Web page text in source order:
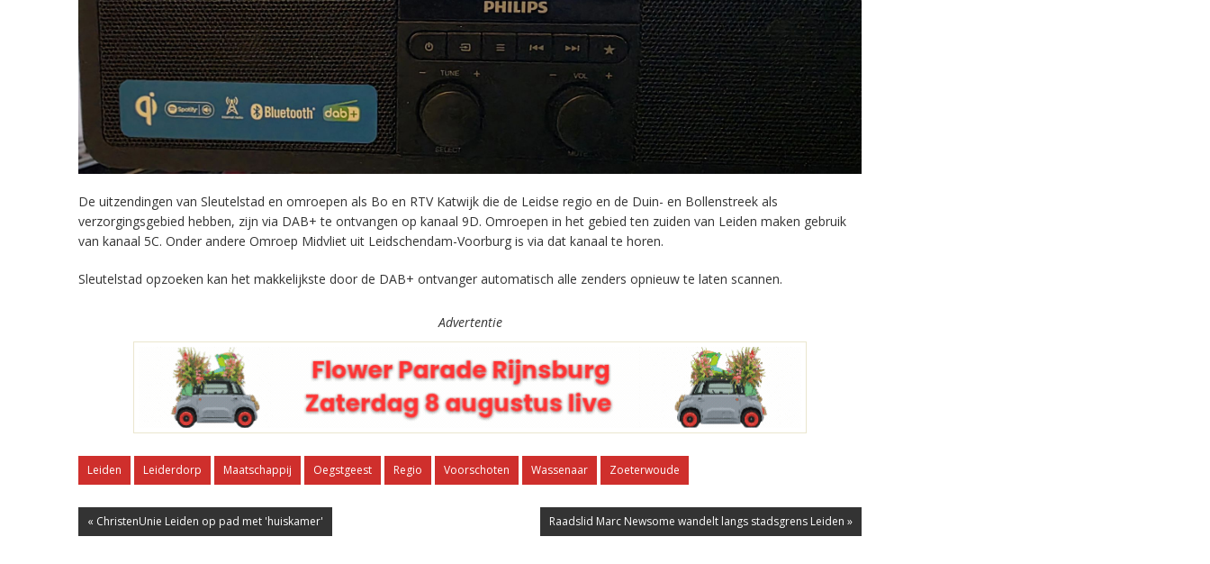
De uitzendingen van Sleutelstad en omroepen als Bo en RTV Katwijk die de Leidse regio en de Duin- en Bollenstreek als
verzorgingsgebied hebben, zijn via DAB+ te ontvangen op kanaal 9D. Omroepen in het gebied ten zuiden van Leiden maken gebruik
van kanaal 5C. Onder andere Omroep Midvliet uit Leidschendam-Voorburg is via dat kanaal te horen.
Sleutelstad opzoeken kan het makkelijkste door de DAB+ ontvanger automatisch alle zenders opnieuw te laten scannen.
Advertentie
Leiden Leiderdorp Maatschappij Oegstgeest Regio Voorschoten Wassenaar Zoeterwoude
« ChristenUnie Leiden op pad met 'huiskamer' Raadslid Marc Newsome wandelt langs stadsgrens Leiden »